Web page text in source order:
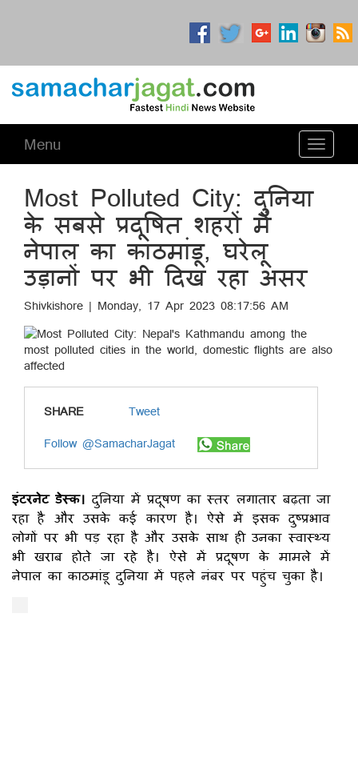
Toggle
Menu
Most Polluted City: दुनिया
के सबसे प्रदूषित शहरों में
नेपाल का काठमांडू, घरेलू
उड़ानों पर भी दिख रहा असर
Shivkishore | Monday, 17 Apr 2023 08:17:56 AM
SHARE
Tweet
Follow @SamacharJagat
इंटरनेट डेस्क।दुनिया में प्रदूषण का स्तर लगातार बढ़ता जा
रहा है और उसके कई कारण है। ऐसे में इसक दुष्प्रभाव
लोगों पर भी पड़ रहा है और उसके साथ ही उनका स्वास्थ्य
भी खराब होते जा रहे है। ऐसे में प्रदूषण के मामले में
नेपाल का काठमांडू दुनिया में पहले नंबर पर पहुंच चुका है।